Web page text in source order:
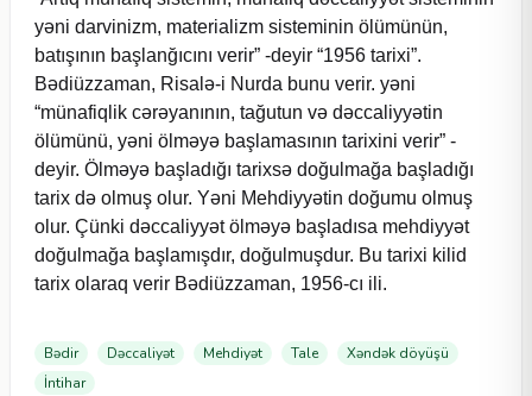
yəni darvinizm, materializm sisteminin ölümünün,
batışının başlanğıcını verir” -deyir “1956 tarixi”.
Bədiüzzaman, Risalə-i Nurda bunu verir. yəni
“münafiqlik cərəyanının, tağutun və dəccaliyyətin
ölümünü, yəni ölməyə başlamasının tarixini verir” -
deyir. Ölməyə başladığı tarixsə doğulmağa başladığı
tarix də olmuş olur. Yəni Mehdiyyətin doğumu olmuş
olur. Çünki dəccaliyyət ölməyə başladısa mehdiyyət
doğulmağa başlamışdır, doğulmuşdur. Bu tarixi kilid
tarix olaraq verir Bədiüzzaman, 1956-cı ili.
Bədir Dəccaliyət Mehdiyət Tale
Xəndək döyüşü
İntihar